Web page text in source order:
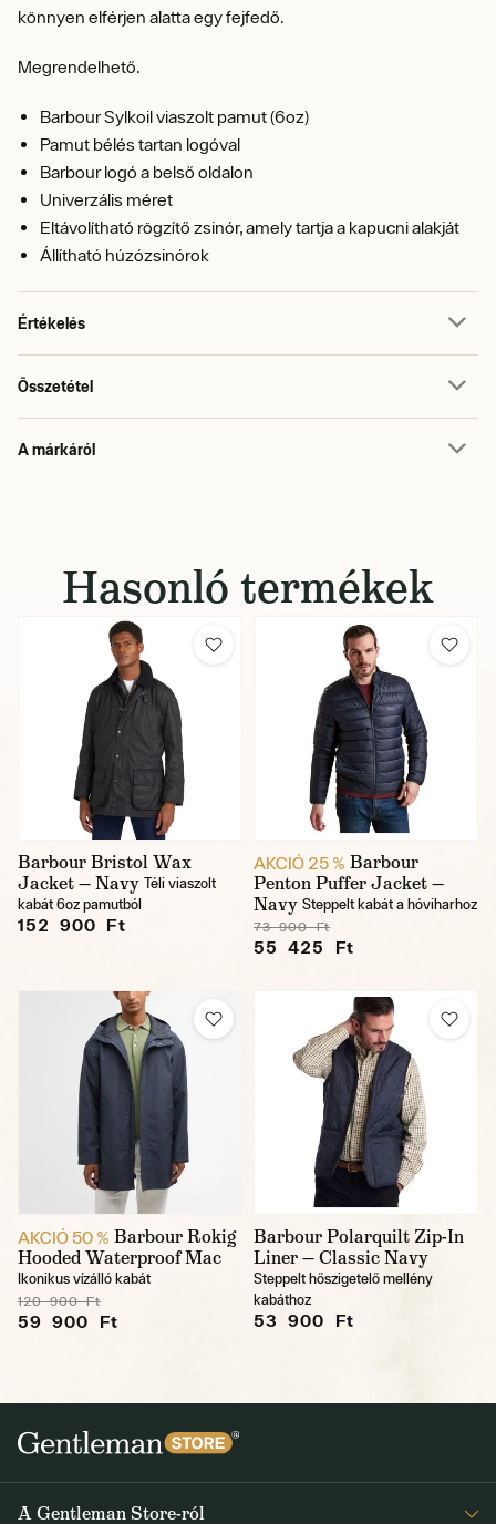
könnyen elférjen alatta egy fejfedő.
Megrendelhető.
Barbour Sylkoil viaszolt pamut (6oz)
Pamut bélés tartan logóval
Barbour logó a belső oldalon
Univerzális méret
Eltávolítható rögzítő zsinór, amely tartja a kapucni alakját
Állítható húzózsinórok
Értékelés
Összetétel
A márkáról
Hasonló termékek
Barbour Bristol Wax
Jacket — Navy Téli viaszolt
kabát 6oz pamutból
152 900 Ft
AKCIÓ 25 % Barbour
Penton Puffer Jacket —
Navy Steppelt kabát a hóviharhoz
73 900 Ft
55 425 Ft
AKCIÓ 50 % Barbour Rokig
Hooded Waterproof Mac
Ikonikus vízálló kabát
120 900 Ft
59 900 Ft
Barbour Polarquilt Zip-In
Liner — Classic Navy
Steppelt hőszigetelő mellény
kabáthoz
53 900 Ft
A Gentleman Store-ról